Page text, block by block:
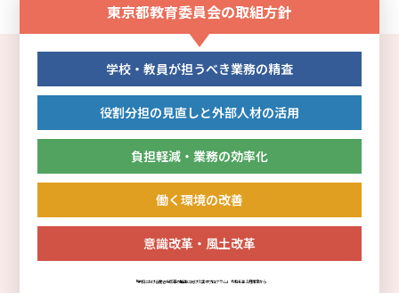
東京都教育委員会の取組方針
学校・教員が担うべき業務の精査
役割分担の見直しと外部人材の活用
負担軽減・業務の効率化
働く環境の改善
意識改革・風土改革
「学校における働き方改革の推進に向けた実行プログラム」 令和６年３月策定から